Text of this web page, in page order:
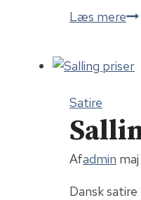
Læs mere
Satire
Afadmin
Dansk